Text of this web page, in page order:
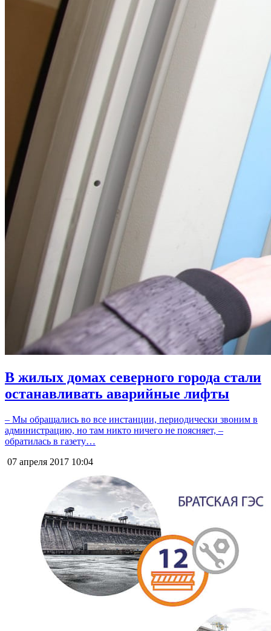
В жилых домах северного города стали
останавливать аварийные лифты
– Мы обращались во все инстанции, периодически звоним в
администрацию, но там никто ничего не поясняет, –
обратилась в газету…
07 апреля 2017 10:04